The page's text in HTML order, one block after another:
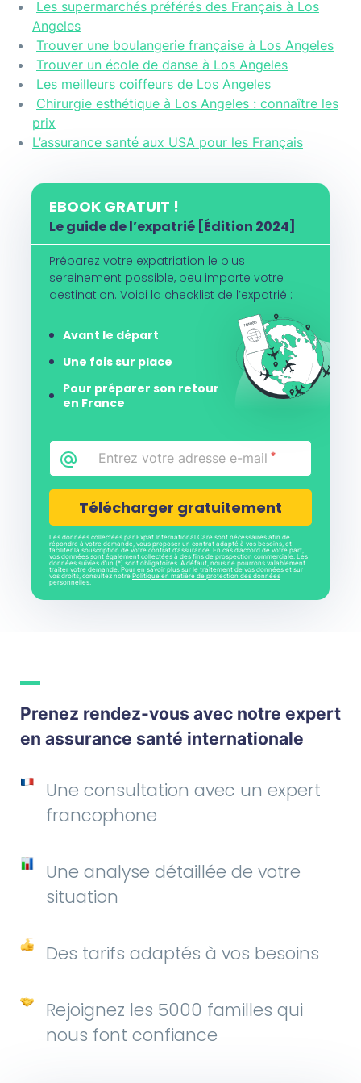
Les supermarchés préférés des Français à Los
Angeles
Trouver une boulangerie française à Los Angeles
Trouver un école de danse à Los Angeles
Les meilleurs coiffeurs de Los Angeles
Chirurgie esthétique à Los Angeles : connaître les
prix
L’assurance santé aux USA pour les Français
EBOOK GRATUIT !
Le guide de l’expatrié [Édition 2024]
Préparez votre expatriation le plus
sereinement possible, peu importe votre
destination. Voici la checklist de l’expatrié :
Avant le départ
Une fois sur place
Pour préparer son retour
en France
Email
CAPTCHA
Les données collectées par Expat International Care sont nécessaires afin de
répondre à votre demande, vous proposer un contrat adapté à vos besoins, et
faciliter la souscription de votre contrat d’assurance. En cas d’accord de votre part,
vos données sont également collectées à des fins de prospection commerciale. Les
données suivies d’un (*) sont obligatoires. A défaut, nous ne pourrons valablement
traiter votre demande. Pour en savoir plus sur le traitement de vos données et sur
vos droits, consultez notre Politique en matière de protection des données
personnelles.
Prenez rendez-vous avec notre expert
en assurance santé internationale
Une consultation avec un expert
francophone
Une analyse détaillée de votre
situation
Des tarifs adaptés à vos besoins
Rejoignez les 5000 familles qui
nous font confiance